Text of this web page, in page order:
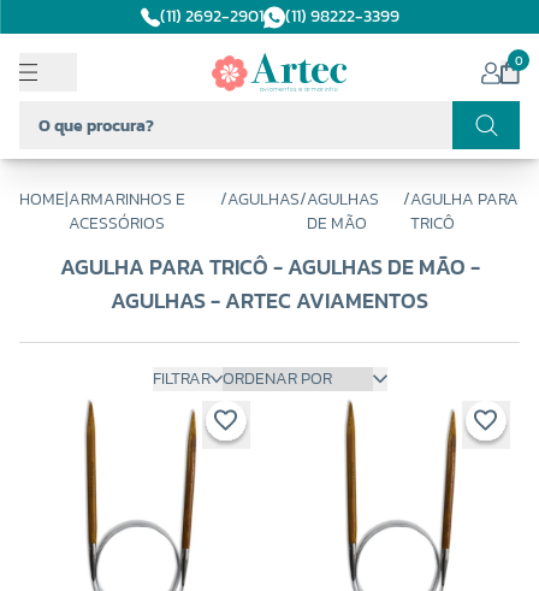
(11) 2692-2901 (11) 98222-3399
0
HOME|ARMARINHOS E
ACESSÓRIOS
/AGULHAS/AGULHAS
DE MÃO
/AGULHA PARA
TRICÔ
AGULHA PARA TRICÔ - AGULHAS DE MÃO -
AGULHAS - ARTEC AVIAMENTOS
FILTRAR